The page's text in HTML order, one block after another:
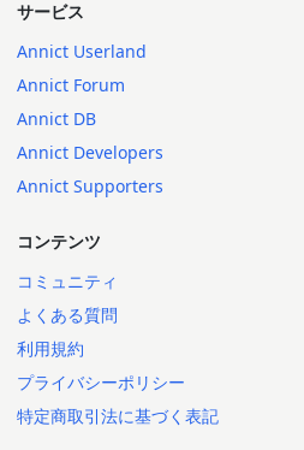
サービス
Annict Userland
Annict Forum
Annict DB
Annict Developers
Annict Supporters
コンテンツ
コミュニティ
よくある質問
利用規約
プライバシーポリシー
特定商取引法に基づく表記